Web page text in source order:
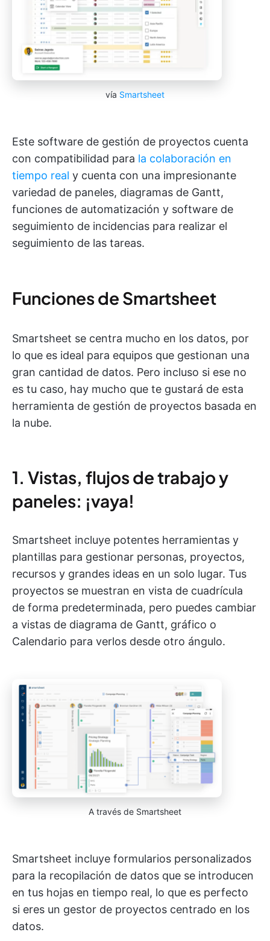
vía Smartsheet
Este software de gestión de proyectos cuenta
con compatibilidad para la colaboración en
tiempo real y cuenta con una impresionante
variedad de paneles, diagramas de Gantt,
funciones de automatización y software de
seguimiento de incidencias para realizar el
seguimiento de las tareas.
Funciones de Smartsheet
Smartsheet se centra mucho en los datos, por
lo que es ideal para equipos que gestionan una
gran cantidad de datos. Pero incluso si ese no
es tu caso, hay mucho que te gustará de esta
herramienta de gestión de proyectos basada en
la nube.
1. Vistas, flujos de trabajo y
paneles: ¡vaya!
Smartsheet incluye potentes herramientas y
plantillas para gestionar personas, proyectos,
recursos y grandes ideas en un solo lugar. Tus
proyectos se muestran en vista de cuadrícula
de forma predeterminada, pero puedes cambiar
a vistas de diagrama de Gantt, gráfico o
Calendario para verlos desde otro ángulo.
A través de Smartsheet
Smartsheet incluye formularios personalizados
para la recopilación de datos que se introducen
en tus hojas en tiempo real, lo que es perfecto
si eres un gestor de proyectos centrado en los
datos.